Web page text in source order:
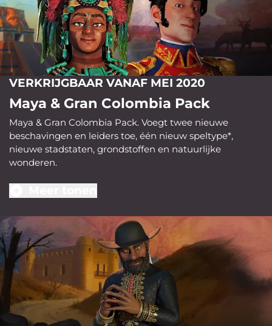
VERKRIJGBAAR VANAF MEI 2020
Maya & Gran Colombia Pack
Maya & Gran Colombia Pack. Voegt twee nieuwe
beschavingen en leiders toe, één nieuw speltype*,
nieuwe stadstaten, grondstoffen en natuurlijke
wonderen.